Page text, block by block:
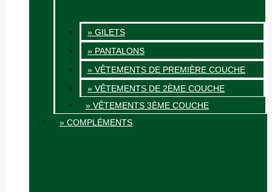
» GILETS
» PANTALONS
» VÊTEMENTS DE PREMIÈRE COUCHE
» VÊTEMENTS DE 2ÈME COUCHE
» VÊTEMENTS 3ÈME COUCHE
» COMPLÉMENTS